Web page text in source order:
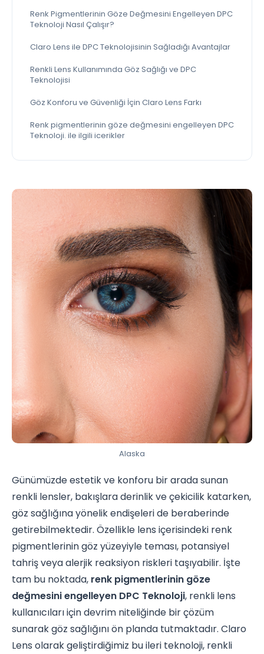
Renk Pigmentlerinin Göze Değmesini Engelleyen DPC
Teknoloji Nasıl Çalışır?
Claro Lens ile DPC Teknolojisinin Sağladığı Avantajlar
Renkli Lens Kullanımında Göz Sağlığı ve DPC
Teknolojisi
Göz Konforu ve Güvenliği İçin Claro Lens Farkı
Renk pigmentlerinin göze değmesini engelleyen DPC
Teknoloji. ile ilgili icerikler
Alaska
Günümüzde estetik ve konforu bir arada sunan
renkli lensler, bakışlara derinlik ve çekicilik katarken,
göz sağlığına yönelik endişeleri de beraberinde
getirebilmektedir. Özellikle lens içerisindeki renk
pigmentlerinin göz yüzeyiyle teması, potansiyel
tahriş veya alerjik reaksiyon riskleri taşıyabilir. İşte
tam bu noktada, renk pigmentlerinin göze
değmesini engelleyen DPC Teknoloji, renkli lens
kullanıcıları için devrim niteliğinde bir çözüm
sunarak göz sağlığını ön planda tutmaktadır. Claro
Lens olarak geliştirdiğimiz bu ileri teknoloji, renkli